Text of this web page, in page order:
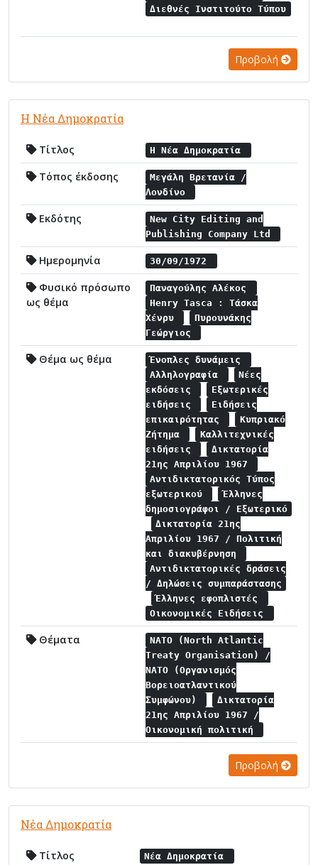
Διεθνές Ινστιτούτο Τύπου
Προβολή
Η Νέα Δημοκρατία
Τίτλος Η Νέα Δημοκρατία
Τόπος έκδοσης
Μεγάλη Βρετανία /
Λονδίνο
Εκδότης
New City Editing and
Publishing Company Ltd
Ημερομηνία 30/09/1972
Φυσικό πρόσωπο
ως θέμα
Παναγούλης Αλέκος
Henry Tasca : Τάσκα
Χένρυ
Πυρουνάκης
Γεώργιος
Θέμα ως θέμα
Ένοπλες δυνάμεις
Αλληλογραφία
Νέες
εκδόσεις
Εξωτερικές
ειδήσεις
Ειδήσεις
επικαιρότητας
Κυπριακό
Ζήτημα
Καλλιτεχνικές
ειδήσεις
Δικτατορία
21ης Απριλίου 1967
Αντιδικτατορικός Τύπος
εξωτερικού
Έλληνες
δημοσιογράφοι / Εξωτερικό
Δικτατορία 21ης
Απριλίου 1967 / Πολιτική
και διακυβέρνηση
Αντιδικτατορικές δράσεις
/ Δηλώσεις συμπαράστασης
Έλληνες εφοπλιστές
Οικονομικές Ειδήσεις
Θέματα
NATO (North Atlantic
Treaty Organisation) /
NATO (Οργανισμός
Βορειοατλαντικού
Συμφώνου)
Δικτατορία
21ης Απριλίου 1967 /
Οικονομική πολιτική
Προβολή
Νέα Δημοκρατία
Τίτλος Νέα Δημοκρατία